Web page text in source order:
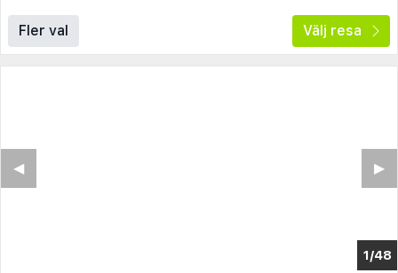
Fler val Välj resa
1/43
▶︎
◀︎